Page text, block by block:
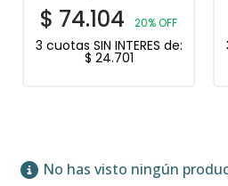
$ 74.104 20% OFF
3 cuotas SIN INTERES de:
$ 24.701
No has visto ningún